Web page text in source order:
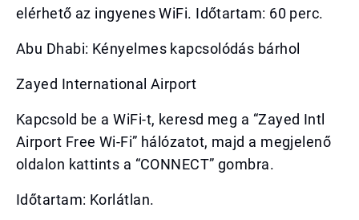
elérhető az ingyenes WiFi. Időtartam: 60 perc.
Abu Dhabi: Kényelmes kapcsolódás bárhol
Zayed International Airport
Kapcsold be a WiFi-t, keresd meg a “Zayed Intl
Airport Free Wi-Fi” hálózatot, majd a megjelenő
oldalon kattints a “CONNECT” gombra.
Időtartam: Korlátlan.